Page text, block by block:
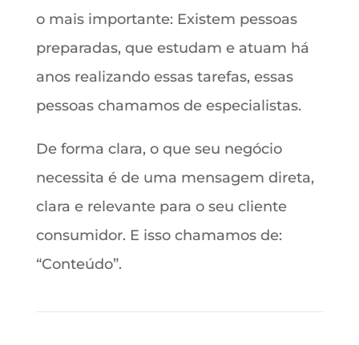
o mais importante: Existem pessoas
preparadas, que estudam e atuam há
anos realizando essas tarefas, essas
pessoas chamamos de especialistas.
De forma clara, o que seu negócio
necessita é de uma mensagem direta,
clara e relevante para o seu cliente
consumidor. E isso chamamos de:
“Conteúdo”.